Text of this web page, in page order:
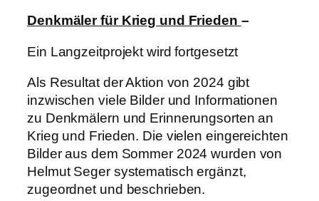
Denkmäler für Krieg und Frieden –
Ein Langzeitprojekt wird fortgesetzt
Als Resultat der Aktion von 2024 gibt
inzwischen viele Bilder und Informationen
zu Denkmälern und Erinnerungsorten an
Krieg und Frieden. Die vielen eingereichten
Bilder aus dem Sommer 2024 wurden von
Helmut Seger systematisch ergänzt,
zugeordnet und beschrieben.